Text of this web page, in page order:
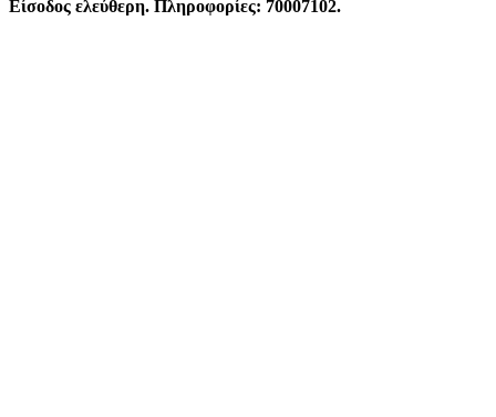
Είσοδος ελεύθερη. Πληροφορίες: 70007102.